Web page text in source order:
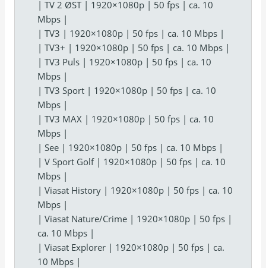
| TV 2 ØST | 1920×1080p | 50 fps | ca. 10
Mbps |
| TV3 | 1920×1080p | 50 fps | ca. 10 Mbps |
| TV3+ | 1920×1080p | 50 fps | ca. 10 Mbps |
| TV3 Puls | 1920×1080p | 50 fps | ca. 10
Mbps |
| TV3 Sport | 1920×1080p | 50 fps | ca. 10
Mbps |
| TV3 MAX | 1920×1080p | 50 fps | ca. 10
Mbps |
| See | 1920×1080p | 50 fps | ca. 10 Mbps |
| V Sport Golf | 1920×1080p | 50 fps | ca. 10
Mbps |
| Viasat History | 1920×1080p | 50 fps | ca. 10
Mbps |
| Viasat Nature/Crime | 1920×1080p | 50 fps |
ca. 10 Mbps |
| Viasat Explorer | 1920×1080p | 50 fps | ca.
10 Mbps |